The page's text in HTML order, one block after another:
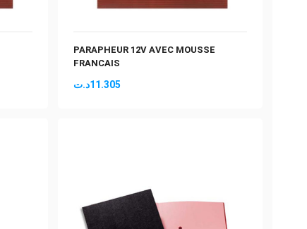
PARAPHEUR 12V AVEC MOUSSE
FRANCAIS
11.305د.ت